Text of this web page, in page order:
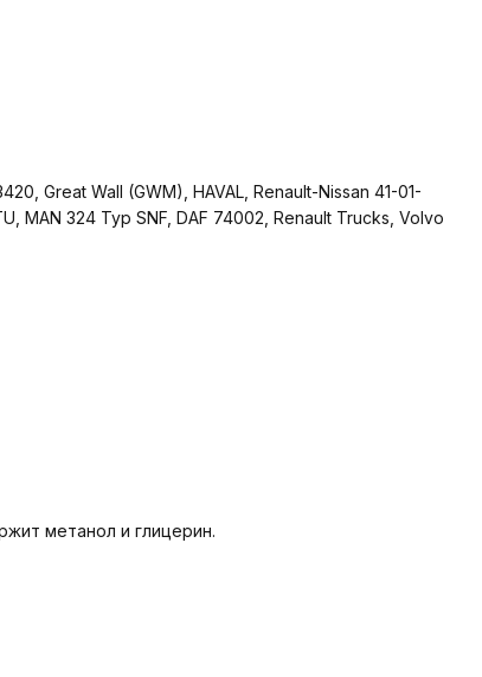
Great Wall (GWM), HAVAL, Renault-Nissan 41-01-
MAN 324 Typ SNF, DAF 74002, Renault Trucks, Volvo
метанол и глицерин.